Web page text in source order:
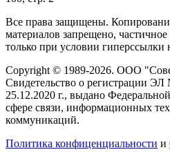
Все права защищены.
материалов запрещено,
только при условии гиперссылки
Copyright © 1989-2026. ООО
Свидетельство о регистрации
25.12.2020 г., выдано
сфере связи, информационных
коммуникаций.
Политика конфиценциальности и